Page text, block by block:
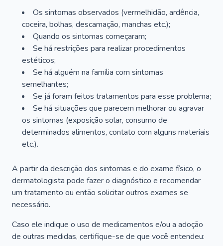
Os sintomas observados (vermelhidão, ardência,
coceira, bolhas, descamação, manchas etc.);
Quando os sintomas começaram;
Se há restrições para realizar procedimentos
estéticos;
Se há alguém na família com sintomas
semelhantes;
Se já foram feitos tratamentos para esse problema;
Se há situações que parecem melhorar ou agravar
os sintomas (exposição solar, consumo de
determinados alimentos, contato com alguns materiais
etc.).
A partir da descrição dos sintomas e do exame físico, o
dermatologista pode fazer o diagnóstico e recomendar
um tratamento ou então solicitar outros exames se
necessário.
Caso ele indique o uso de medicamentos e/ou a adoção
de outras medidas, certifique-se de que você entendeu: